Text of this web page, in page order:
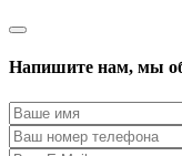
Напишите нам, мы